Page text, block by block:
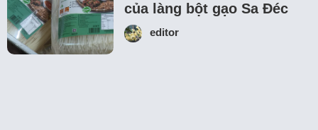
của làng bột gạo Sa Đéc
editor